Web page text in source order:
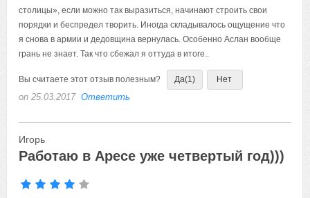
столицы», если можно так выразиться, начинают строить свои
порядки и беспредел творить. Иногда складывалось ощущение что
я снова в армии и дедовщина вернулась. Особенно Аслан вообще
грань не знает. Так что сбежал я оттуда в итоге..
Вы считаете этот отзыв полезным? Да(1) Нет
on 25.03.2017 Ответить
Игорь
Работаю в Аресе уже четвертый год)))